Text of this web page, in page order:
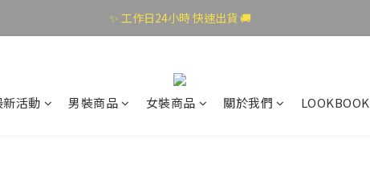
✨ 工作日24小時 快速出貨 🚚
活動 男裝商品 女裝商品 關於我們 LOOKBOOK